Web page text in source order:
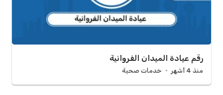
رقم عيادة الميدان الفروانية
منذ 4 أشهر خدمات صحية